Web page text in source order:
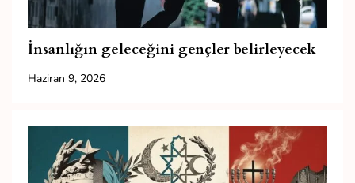
İnsanlığın geleceğini gençler belirleyecek
Haziran 9, 2026